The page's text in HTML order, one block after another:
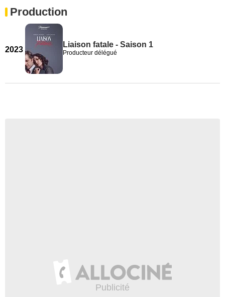
Production
2023
Liaison fatale - Saison 1
Producteur délégué